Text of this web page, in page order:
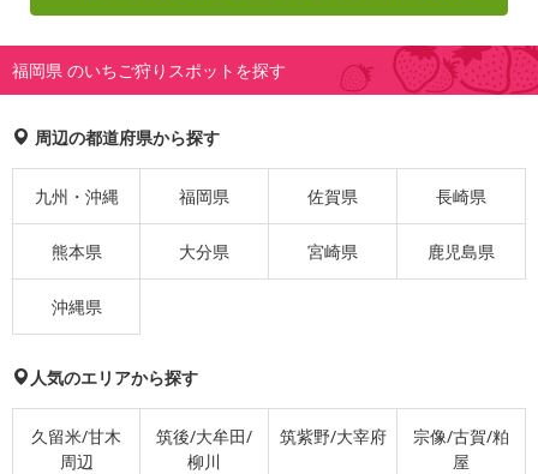
福岡県 のいちご狩りスポットを探す
周辺の都道府県から探す
九州・沖縄 福岡県 佐賀県 長崎県
熊本県 大分県 宮崎県 鹿児島県
沖縄県
人気のエリアから探す
久留米/甘木
周辺
筑後/大牟田/
柳川
筑紫野/大宰府
宗像/古賀/粕
屋